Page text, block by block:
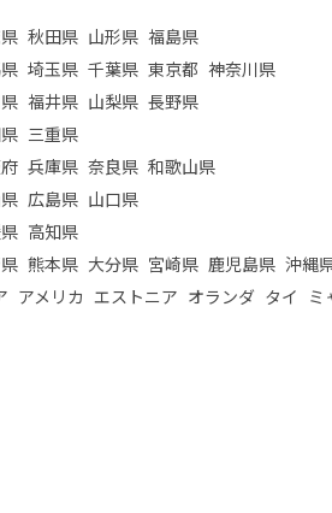
秋田県 山形県 福島県
埼玉県 千葉県 東京都 神奈川県
福井県 山梨県 長野県
三重県
兵庫県 奈良県 和歌山県
広島県 山口県
高知県
熊本県 大分県 宮崎県 鹿児島県 沖縄
アメリカ エストニア オランダ タイ ミ